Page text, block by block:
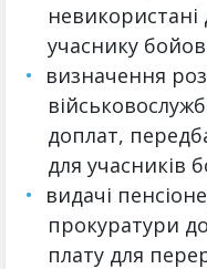
невикористані
учаснику
визначення
доплат,
для учасників
видачі
прокуратури
плату для